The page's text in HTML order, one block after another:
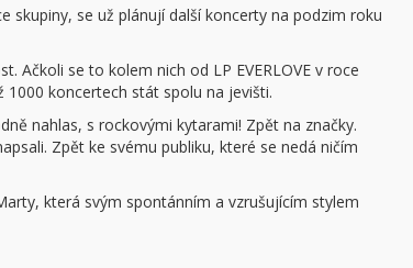
skupiny, se už plánují další koncerty na podzim roku
Ačkoli se to kolem nich od LP EVERLOVE v roce
koncertech stát spolu na jevišti.
nahlas, s rockovými kytarami! Zpět na značky.
Zpět ke svému publiku, které se nedá ničím
která svým spontánním a vzrušujícím stylem